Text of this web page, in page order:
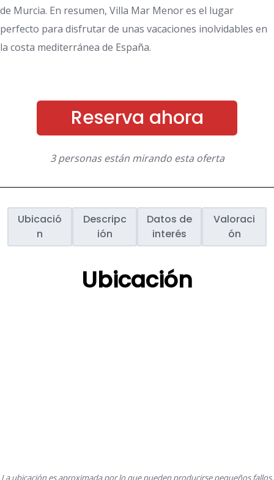
de Murcia. En resumen, Villa Mar Menor es el lugar
perfecto para disfrutar de unas vacaciones inolvidables en
la costa mediterránea de España.
Reserva ahora
3 personas están mirando esta oferta
Ubicació
n
Descripc
ión
Datos de
interés
Valoraci
ón
Ubicación
La ubicación es aproximada por lo que pueden producirse pequeños fallos,